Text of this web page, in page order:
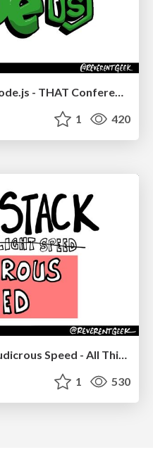
The Illustrated Guide to Node.js - THAT Conference 2024
1 420
1 530